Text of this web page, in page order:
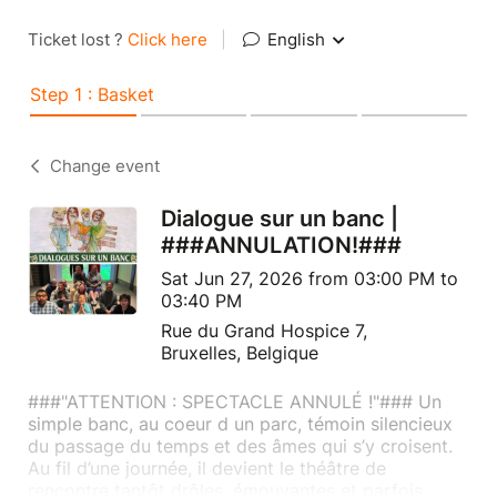
Ticket lost ? Click here English
Step 1 : Basket
Change event
Dialogue sur un banc |
###ANNULATION!###
Sat Jun 27, 2026 from 03:00 PM to
03:40 PM
Rue du Grand Hospice 7,
Bruxelles, Belgique
###"ATTENTION : SPECTACLE ANNULÉ !"### Un
simple banc, au coeur d un parc, témoin silencieux
du passage du temps et des âmes qui s’y croisent.
Au fil d’une journée, il devient le théâtre de